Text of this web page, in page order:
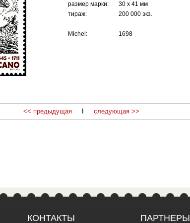
размер марки:
30 х 41 мм
тираж:
200 000 экз.
Michel: 1698
<< предыдущая следующая >>
КОНТАКТЫ ПАРТНЕРЫ